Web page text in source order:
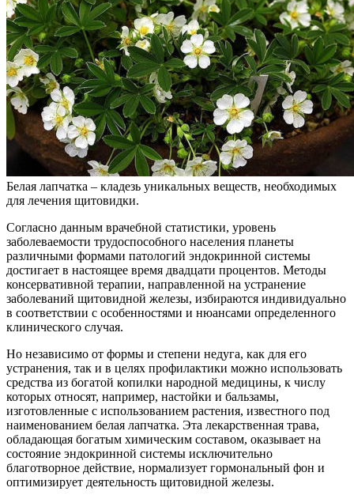
Белая лапчатка – кладезь уникальных веществ, необходимых
для лечения щитовидки.
Согласно данным врачебной статистики, уровень
заболеваемости трудоспособного населения планеты
различными формами патологий эндокринной системы
достигает в настоящее время двадцати процентов. Методы
консервативной терапии, направленной на устранение
заболеваний щитовидной железы, избираются индивидуально
в соответствии с особенностями и нюансами определенного
клинического случая.
Но независимо от формы и степени недуга, как для его
устранения, так и в целях профилактики можно использовать
средства из богатой копилки народной медицины, к числу
которых относят, например, настойки и бальзамы,
изготовленные с использованием растения, известного под
наименованием белая лапчатка. Эта лекарственная трава,
обладающая богатым химическим составом, оказывает на
состояние эндокринной системы исключительно
благотворное действие, нормализует гормональный фон и
оптимизирует деятельность щитовидной железы.